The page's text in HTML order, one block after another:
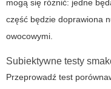
mogą się różnić: jedne
część będzie doprawiona
owocowymi.
Subiektywne testy
Przeprowadź test